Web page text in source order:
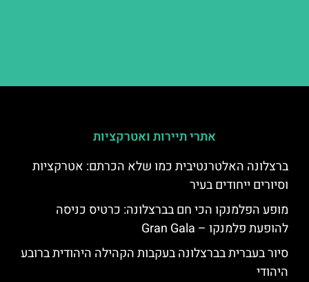
אתרי תיירות ואטרקציות
ברצלונה האלטרנטיבית כמו שלא הכרתם: אטרקציות
וסיורים ייחודים בעיר
מופע הפלמנקו הכי חם בברצלונה: כרטיס כניסה
להופעת פלמנקו – Gran Gala
סיור בעברית בברצלונה בעקבות הקהילה היהודית ברובע
היהודי